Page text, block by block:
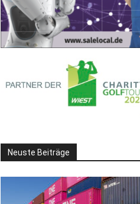
Neuste Beiträge